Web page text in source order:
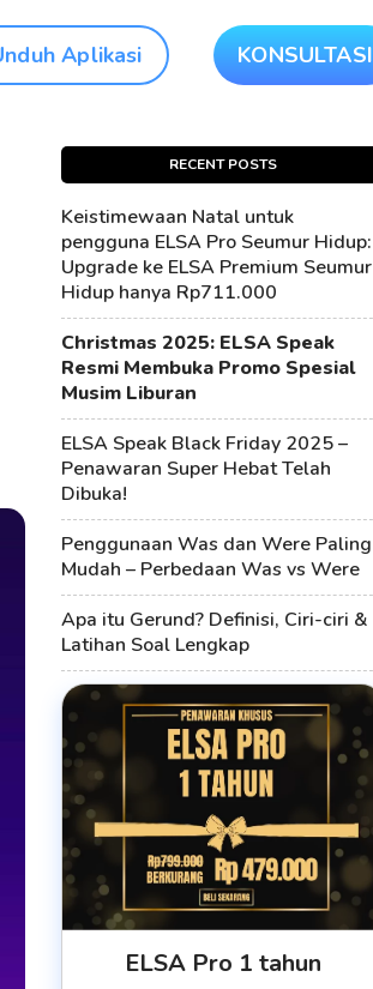
Aplikasi KONSULTASI
RECENT POSTS
Keistimewaan Natal untuk
pengguna ELSA Pro Seumur Hidup:
Upgrade ke ELSA Premium Seumur
Hidup hanya Rp711.000
Christmas 2025: ELSA Speak
Resmi Membuka Promo Spesial
Musim Liburan
ELSA Speak Black Friday 2025 –
Penawaran Super Hebat Telah
Dibuka!
Penggunaan Was dan Were Paling
Mudah – Perbedaan Was vs Were
Apa itu Gerund? Definisi, Ciri-ciri &
Latihan Soal Lengkap
ELSA Pro 1 tahun